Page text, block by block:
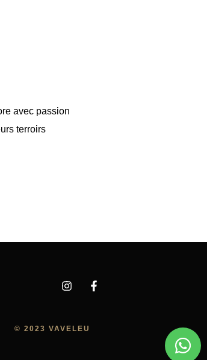
avec passion
terroirs
© 2023 VAVELEU